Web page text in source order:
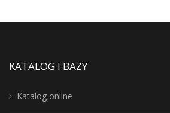
KATALOG I BAZY
Katalog online